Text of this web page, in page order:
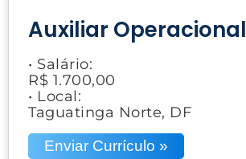
Auxiliar Operacional
• Salário:
R$ 1.700,00
• Local:
Taguatinga Norte, DF
Enviar Currículo »